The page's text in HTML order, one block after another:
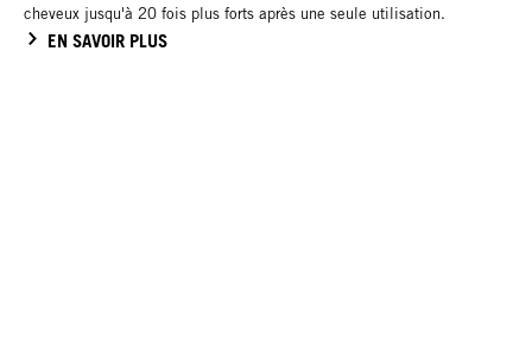
cheveux jusqu'à 20 fois plus forts après une seule utilisation.
EN SAVOIR PLUS